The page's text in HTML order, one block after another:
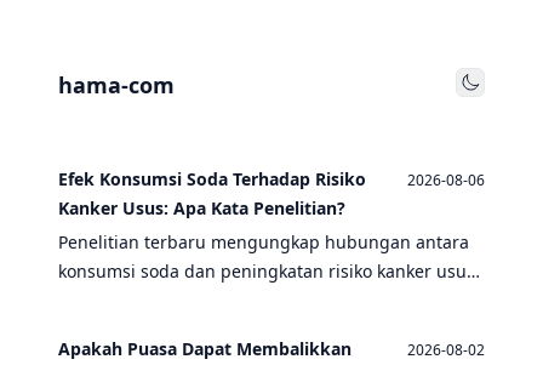
hama-com Toggle
Efek Konsumsi Soda Terhadap Risiko
Kanker Usus: Apa Kata Penelitian?
2026-08-06
Penelitian terbaru mengungkap hubungan antara
konsumsi soda dan peningkatan risiko kanker usus.
Apakah Puasa Dapat Membalikkan
2026-08-02